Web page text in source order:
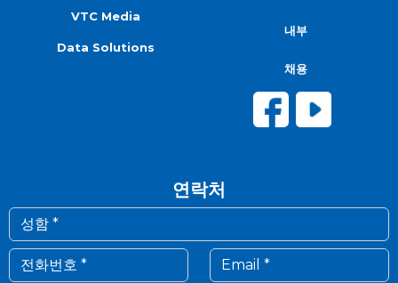
VTC Media
Data Solutions
내부
채용
연락처